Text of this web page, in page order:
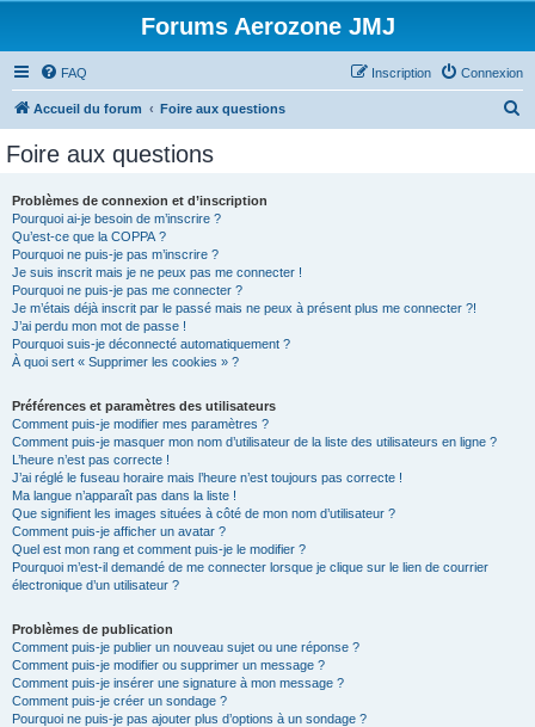
Forums Aerozone JMJ
FAQ Connexion
Inscription
Accueil du forum Foire aux questions
Foire aux questions
Problèmes de connexion et d’inscription
Pourquoi ai-je besoin de m’inscrire ?
Qu’est-ce que la COPPA ?
Pourquoi ne puis-je pas m’inscrire ?
Je suis inscrit mais je ne peux pas me connecter !
Pourquoi ne puis-je pas me connecter ?
Je m’étais déjà inscrit par le passé mais ne peux à présent plus me connecter ?!
J’ai perdu mon mot de passe !
Pourquoi suis-je déconnecté automatiquement ?
À quoi sert « Supprimer les cookies » ?
Préférences et paramètres des utilisateurs
Comment puis-je modifier mes paramètres ?
Comment puis-je masquer mon nom d’utilisateur de la liste des utilisateurs en ligne ?
L’heure n’est pas correcte !
J’ai réglé le fuseau horaire mais l’heure n’est toujours pas correcte !
Ma langue n’apparaît pas dans la liste !
Que signifient les images situées à côté de mon nom d’utilisateur ?
Comment puis-je afficher un avatar ?
Quel est mon rang et comment puis-je le modifier ?
Pourquoi m’est-il demandé de me connecter lorsque je clique sur le lien de courrier
électronique d’un utilisateur ?
Problèmes de publication
Comment puis-je publier un nouveau sujet ou une réponse ?
Comment puis-je modifier ou supprimer un message ?
Comment puis-je insérer une signature à mon message ?
Comment puis-je créer un sondage ?
Pourquoi ne puis-je pas ajouter plus d’options à un sondage ?